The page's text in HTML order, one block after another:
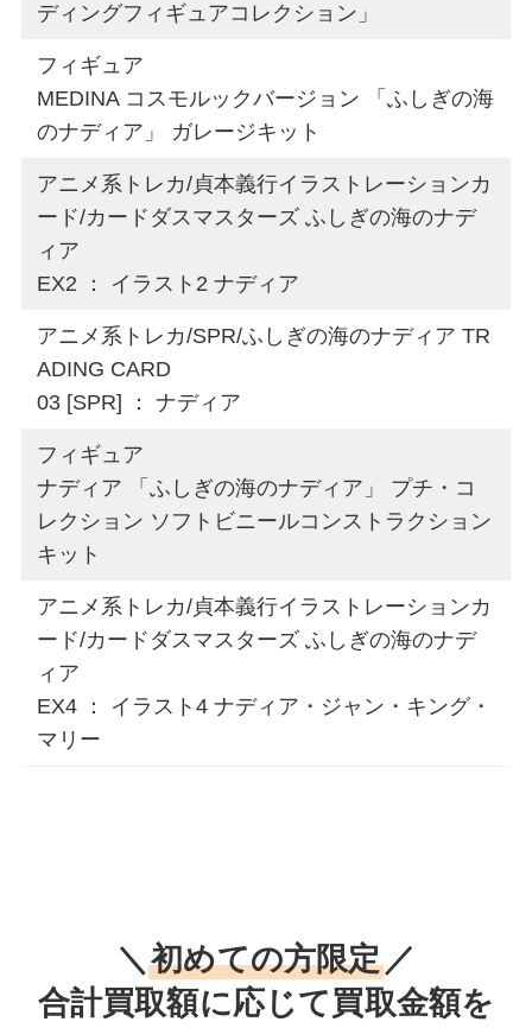
ディングフィギュアコレクション」
フィギュア
MEDINA コスモルックバージョン 「ふしぎの海
のナディア」 ガレージキット
アニメ系トレカ/貞本義行イラストレーションカ
ード/カードダスマスターズ ふしぎの海のナデ
ィア
EX2 ： イラスト2 ナディア
アニメ系トレカ/SPR/ふしぎの海のナディア TR
ADING CARD
03 [SPR] ： ナディア
フィギュア
ナディア 「ふしぎの海のナディア」 プチ・コ
レクション ソフトビニールコンストラクション
キット
アニメ系トレカ/貞本義行イラストレーションカ
ード/カードダスマスターズ ふしぎの海のナデ
ィア
EX4 ： イラスト4 ナディア・ジャン・キング・
マリー
＼初めての方限定／
合計買取額に応じて買取金額を